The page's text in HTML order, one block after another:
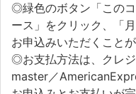
◎緑色のボタン「この
ース」をクリック、「
お申込みいただくことが
◎お支払方法は、クレ
master／